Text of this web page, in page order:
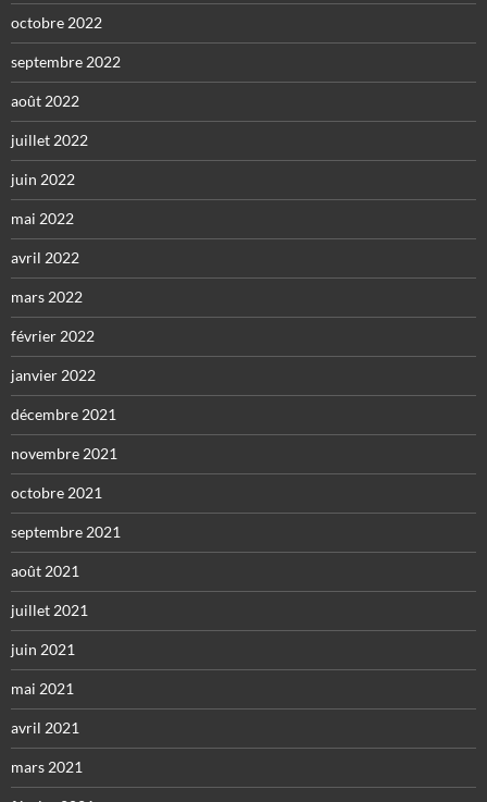
octobre 2022
septembre 2022
août 2022
juillet 2022
juin 2022
mai 2022
avril 2022
mars 2022
février 2022
janvier 2022
décembre 2021
novembre 2021
octobre 2021
septembre 2021
août 2021
juillet 2021
juin 2021
mai 2021
avril 2021
mars 2021